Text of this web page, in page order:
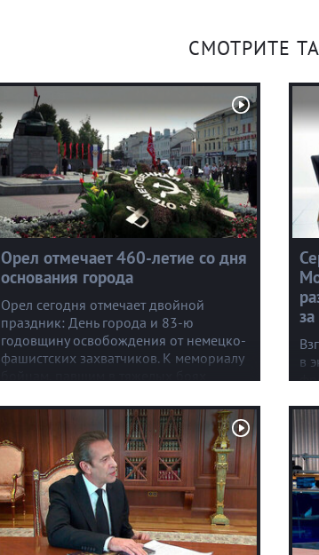
СМОТРИТЕ
Орел отмечает 460-летие со дня
основания города
Орел сегодня отмечает двойной
праздник: День города и 83-ю
годовщину освобождения от немецко-
фашистских захватчиков. К мемориалу
сегодня возлагали цветы.
в